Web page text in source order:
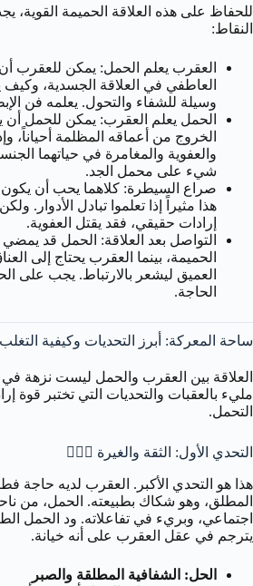
للحفاظ على هذه العلاقة الحميمة القوية،
النقاط:
العقرب يعلم الحمل: يمكن للعقرب
العاطفي في العلاقة الجسدية،
وسيلة للشفاء والتحول. يعلمه فن
الحمل يعلم العقرب: يمكن للحمل أن
الخروج من أعماقه المظلمة أحياناً،
والعفوية والمغامرة في حياتهما
شيء على محمل الجد.
صراع السيطرة: كلاهما يحب أن
هذا مثيراً إذا تعلموا تبادل الأدوار.
إرادات حقيقي، فقد يقتل العفوية.
التواصل بعد العلاقة: الحمل قد يمضي
الحميمة، بينما العقرب يحتاج إلى
العميق ليشعر بالارتباط. يجب على
الحاجة.
ساحة المعركة: أبرز التحديات وكيفية
العلاقة بين العقرب والحمل ليست نزهة
مليء بالعقبات والتحديات التي تختبر قوة
التحمل.
التحدي الأول: الثقة والغيرة 🕵️‍♂️🔥
هذا هو التحدي الأكبر. العقرب لديه حاجة
المطلق، وهو شكاك بطبيعته. الحمل، من
اجتماعي، وبريء في تفاعلاته. ود الحمل
يترجم في عقل العقرب على أنه خيانة.
الحل: الشفافية المطلقة والصبر